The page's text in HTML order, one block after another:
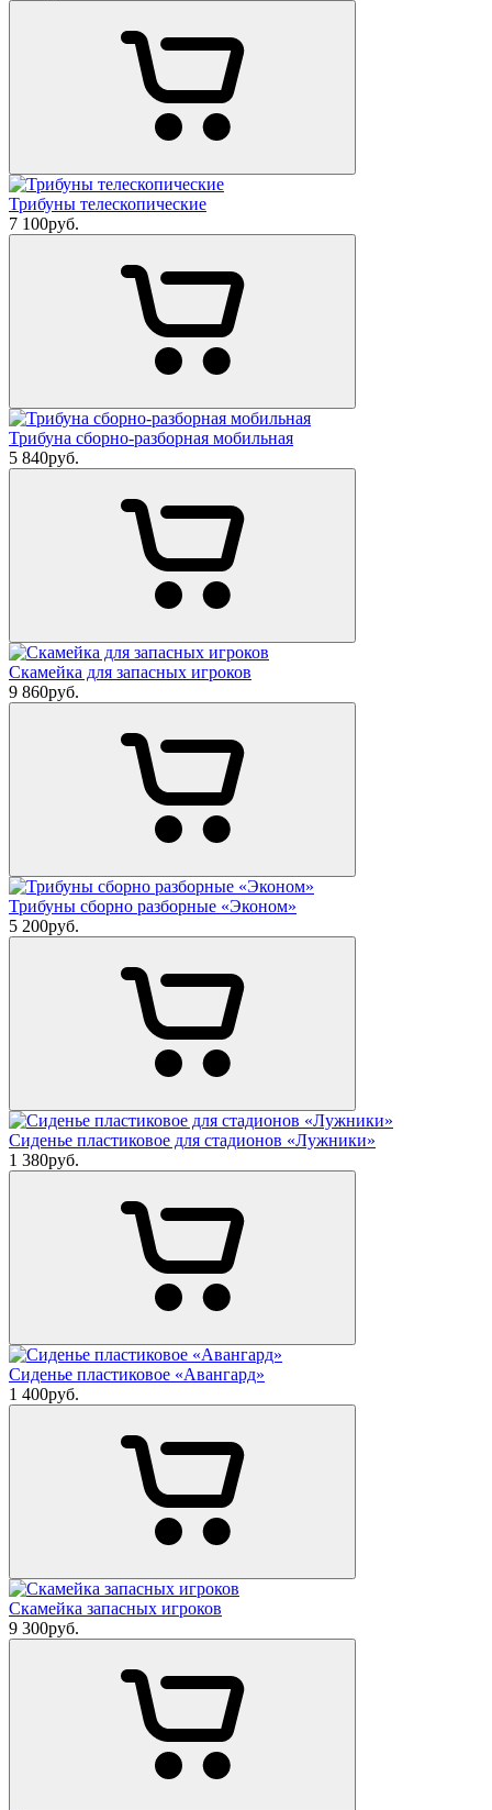
Трибуны телескопические
7 100руб.
Трибуна сборно-разборная мобильная
5 840руб.
Скамейка для запасных игроков
9 860руб.
Трибуны сборно разборные «Эконом»
5 200руб.
Сиденье пластиковое для стадионов «Лужники»
1 380руб.
Сиденье пластиковое «Авангард»
1 400руб.
Скамейка запасных игроков
9 300руб.